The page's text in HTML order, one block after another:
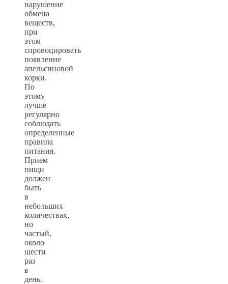
нарушение
обмена
веществ,
при
этом
спровоцировать
появление
апельсиновой
корки.
По
этому
лучше
регулярно
соблюдать
определенные
правила
питания.
Прием
пищи
должен
быть
в
небольших
количествах,
но
частый,
около
шести
раз
в
день.